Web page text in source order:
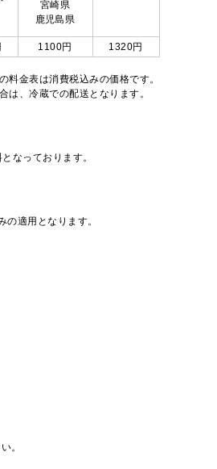
宮崎県
鹿児島県
1100円 1320円
料金表は消費税込みの価格です。
は、冷蔵での配送となります。
なっております。
適用となります。
。